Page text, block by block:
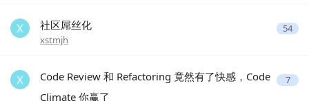
社区屌丝化
xstmjh
54
Code Review 和 Refactoring 竟然有了快感，Code
Climate 你赢了
7